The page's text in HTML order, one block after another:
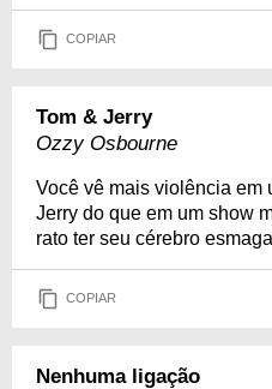
COPIAR
Tom & Jerry
Ozzy Osbourne
Você vê mais violência em
Jerry do que em um show
rato ter seu cérebro
COPIAR
Nenhuma ligação